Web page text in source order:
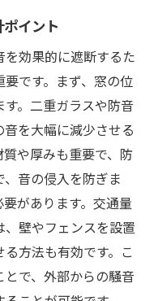
ための設計ポイン
ンテリア
柔軟な間取り
屋の配置
バシー保護
イテム
防音設計の重要性
境
住空間
イント
効果的に遮断するた
です。まず、窓の位
。二重ガラスや防音
を大幅に減少させる
や厚みも重要で、防
音の侵入を防ぎま
があります。交通量
壁やフェンスを設置
方法も有効です。こ
で、外部からの騒音